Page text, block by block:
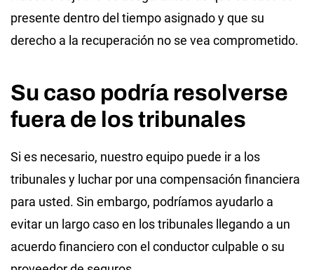
presente dentro del tiempo asignado y que su
derecho a la recuperación no se vea comprometido.
Su caso podría resolverse
fuera de los tribunales
Si es necesario, nuestro equipo puede ir a los
tribunales y luchar por una compensación financiera
para usted. Sin embargo, podríamos ayudarlo a
evitar un largo caso en los tribunales llegando a un
acuerdo financiero con el conductor culpable o su